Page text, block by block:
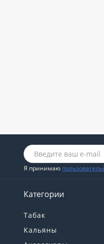
Я принимаю
Категории
Табак
Кальяны